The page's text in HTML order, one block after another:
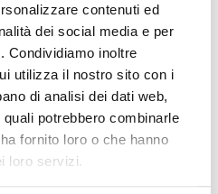
contenuti ed
dei social media e per
Condividiamo inoltre
utilizza il nostro sito con i
di analisi dei dati web,
potrebbero combinarle
fornito loro o che hanno
loro servizi.
capsule è un ottimo
quando l'apporto di
o non sufficiente.
+ Potassio:
di Zero Magnesio +